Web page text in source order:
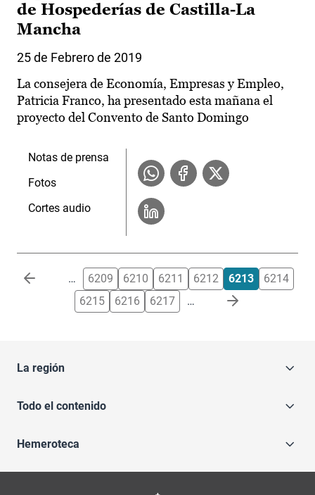
de Hospederías de Castilla-La
Mancha
25 de Febrero de 2019
La consejera de Economía, Empresas y Empleo,
Patricia Franco, ha presentado esta mañana el
proyecto del Convento de Santo Domingo
Notas de prensa
Fotos
Cortes audio
Paginación … 6209 6210 6211 6212 6213
6214
6215
6216 6217 …
La región
Todo el contenido
Hemeroteca